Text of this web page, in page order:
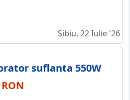
Sibiu, 22 Iulie '26
suflanta 550W